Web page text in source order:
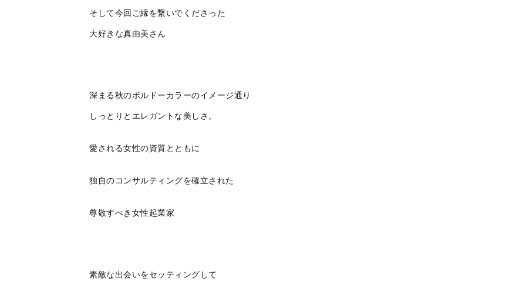
そして今回ご縁を繋いでくださった
大好きな真由美さん
深まる秋のボルドーカラーのイメージ通り
しっとりとエレガントな美しさ。
愛される女性の資質とともに
独自のコンサルティングを確立された
尊敬すべき女性起業家
素敵な出会いをセッティングして